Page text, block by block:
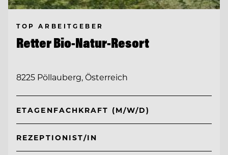
TOP ARBEITGEBER
Retter Bio-Natur-Resort
8225 Pöllauberg, Österreich
ETAGENFACHKRAFT (M/W/D)
REZEPTIONIST/IN